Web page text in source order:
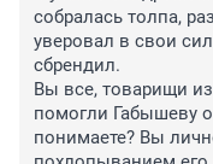
собралась толпа,
уверовал в свои
сбрендил.
Вы все, товарищи
помогли Габышеву
понимаете? Вы